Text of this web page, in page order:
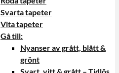
Svarta tapeter
Vita tapeter
Gå till:
Nyanser av grått, blått &
grönt